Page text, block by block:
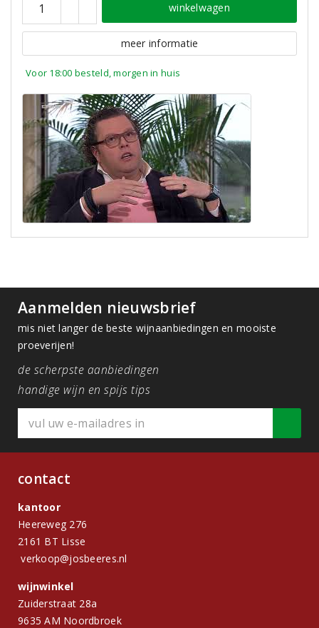
winkelwagen
meer informatie
Voor 18:00 besteld, morgen in huis
Aanmelden nieuwsbrief
mis niet langer de beste wijnaanbiedingen en mooiste
proeverijen!
de scherpste aanbiedingen
handige wijn en spijs tips
contact
kantoor
Heereweg 276
2161 BT Lisse
verkoop@josbeeres.nl
wijnwinkel
Zuiderstraat 28a
9635 AM Noordbroek